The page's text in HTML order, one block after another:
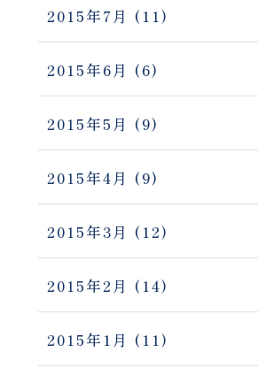
2015年7月 (11)
2015年6月 (6)
2015年5月 (9)
2015年4月 (9)
2015年3月 (12)
2015年2月 (14)
2015年1月 (11)